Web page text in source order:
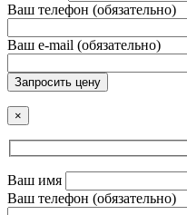
Ваш телефон (обязательно)
Ваш e-mail (обязательно)
Запросить цену
×
Ваш имя
Ваш телефон (обязательно)